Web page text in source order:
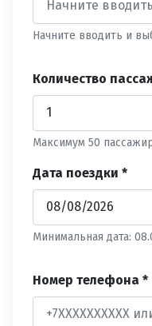
Начните вводить и
Количество
Максимум 50
Дата поездки *
Минимальная дата:
Номер телефона *